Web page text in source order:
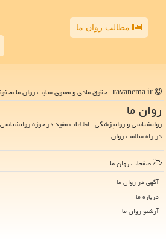
مطالب روان ما
روان ما
روانشناسی و روانپزشکی : اطلاعات مفید در حوزه
در راه سلامت روان
صفحات روان ما
آگهی در روان ما
درباره ما
آرشیو روان ما